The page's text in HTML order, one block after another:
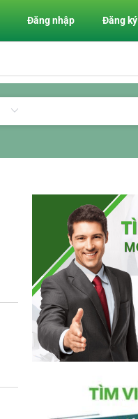
Đăng nhập Đăng ký